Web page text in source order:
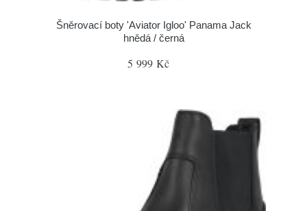
Šněrovací boty 'Aviator Igloo' Panama Jack
hnědá / černá
5 999 Kč